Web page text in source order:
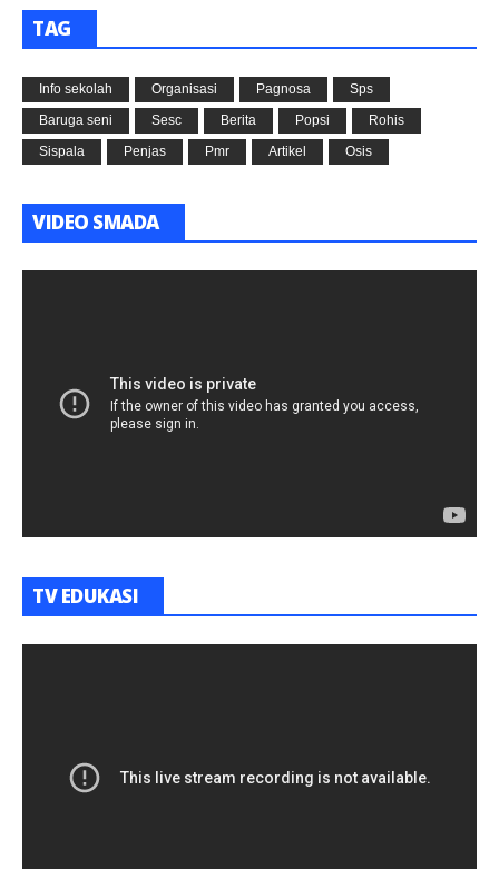
TAG
Info sekolah Organisasi Pagnosa
Sps
Baruga seni
Sesc Berita Popsi
Rohis
Sispala
Penjas Pmr Artikel Osis
VIDEO SMADA
TV EDUKASI